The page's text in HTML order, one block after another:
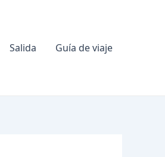
Salida Guía de viaje